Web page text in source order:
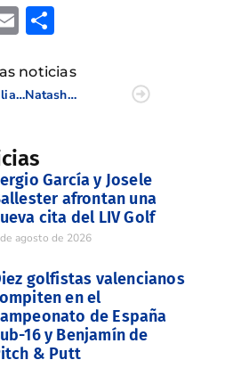
Email
noticias
Natalia Escuriola vence en el Campeonato de Madrid Femenino 2015
Natasha Fear brillante Campeona de un pasado por agua IV Campeonato de Castellón
García y Josele
afrontan una
cita del LIV Golf
agosto de 2026
golfistas valencianos
en el
de España
16 y Benjamín de
& Putt